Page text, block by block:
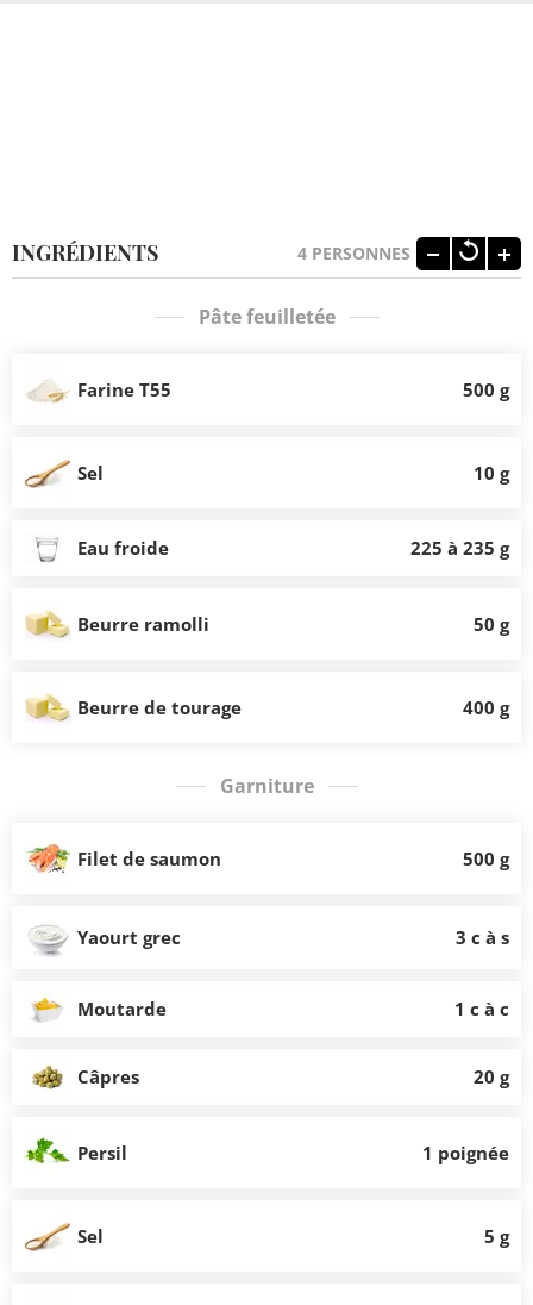
INGRÉDIENTS 4 PERSONNES
Pâte feuilletée
Farine T55 500 g
Sel 10 g
Eau froide 225 à 235 g
Beurre ramolli 50 g
Beurre de tourage 400 g
Garniture
Filet de saumon 500 g
Yaourt grec 3 c à s
Moutarde 1 c à c
Câpres 20 g
Persil 1 poignée
Sel 5 g